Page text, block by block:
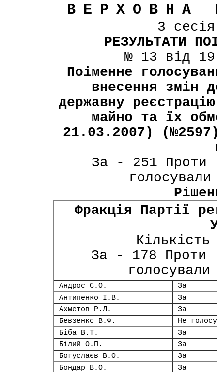
ВЕРХОВНА
3
РЕЗУЛЬТАТИ
№ 13 від
Поіменне
внесення змін
державну
майно та їх
21.03.2007)
За - 251 Проти
Фракція Партії
За - 178 Проти
Андрос С.О.
За
Антипенко І.В.
За
Ахметов Р.Л.
За
Бевзенко В.Ф.
Не
Біба В.Т.
За
Білий О.П.
За
Богуслаєв В.О.
За
Бондар В.О.
За